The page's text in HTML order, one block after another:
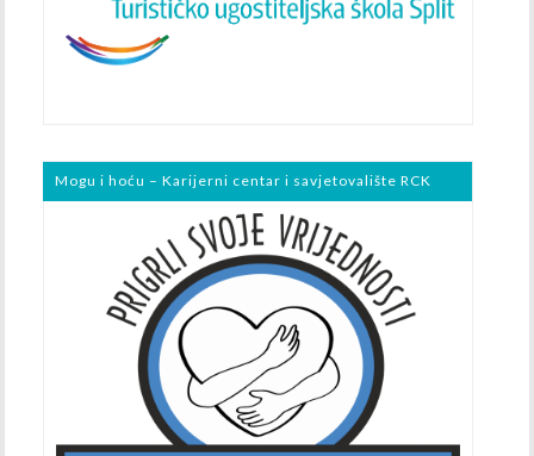
Mogu i hoću – Karijerni centar i savjetovalište RCK